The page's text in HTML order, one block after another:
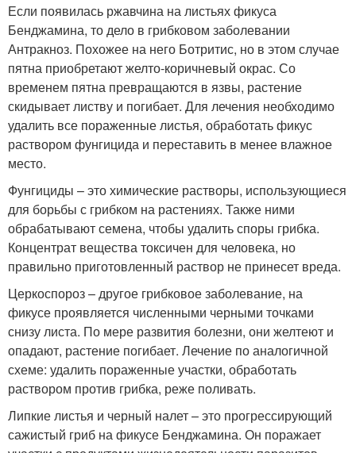
Если появилась ржавчина на листьях фикуса
Бенджамина, то дело в грибковом заболевании
Антракноз. Похожее на него Ботритис, но в этом случае
пятна приобретают желто-коричневый окрас. Со
временем пятна превращаются в язвы, растение
скидывает листву и погибает. Для лечения необходимо
удалить все пораженные листья, обработать фикус
раствором фунгицида и переставить в менее влажное
место.
Фунгициды – это химические растворы, использующиеся
для борьбы с грибком на растениях. Также ними
обрабатывают семена, чтобы удалить споры грибка.
Концентрат вещества токсичен для человека, но
правильно приготовленный раствор не принесет вреда.
Церкоспороз – другое грибковое заболевание, на
фикусе проявляется численными черными точками
снизу листа. По мере развития болезни, они желтеют и
опадают, растение погибает. Лечение по аналогичной
схеме: удалить пораженные участки, обработать
раствором против грибка, реже поливать.
Липкие листья и черный налет – это прогрессирующий
сажистый гриб на фикусе Бенджамина. Он поражает